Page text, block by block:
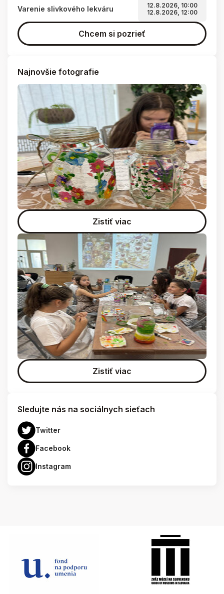
Varenie slivkového lekváru
12.8.2026, 10:00
12.8.2026, 12:00
Chcem si pozrieť
Najnovšie fotografie
Zistiť viac
Zistiť viac
Sledujte nás na sociálnych sieťach
Twitter
Facebook
Instagram